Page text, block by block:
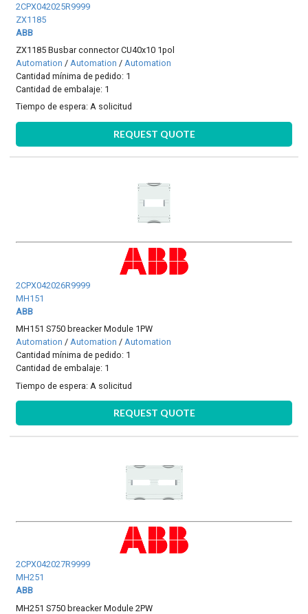
2CPX042025R9999
ZX1185
ABB
ZX1185 Busbar connector CU40x10 1pol
Automation / Automation / Automation
Cantidad mínima de pedido: 1
Cantidad de embalaje: 1
Tiempo de espera:A solicitud
REQUEST QUOTE
2CPX042026R9999
MH151
ABB
MH151 S750 breacker Module 1PW
Automation /Automation /Automation
Cantidad mínima de pedido: 1
Cantidad de embalaje: 1
Tiempo de espera: A solicitud
REQUEST QUOTE
2CPX042027R9999
MH251
ABB
MH251 S750 breacker Module 2PW